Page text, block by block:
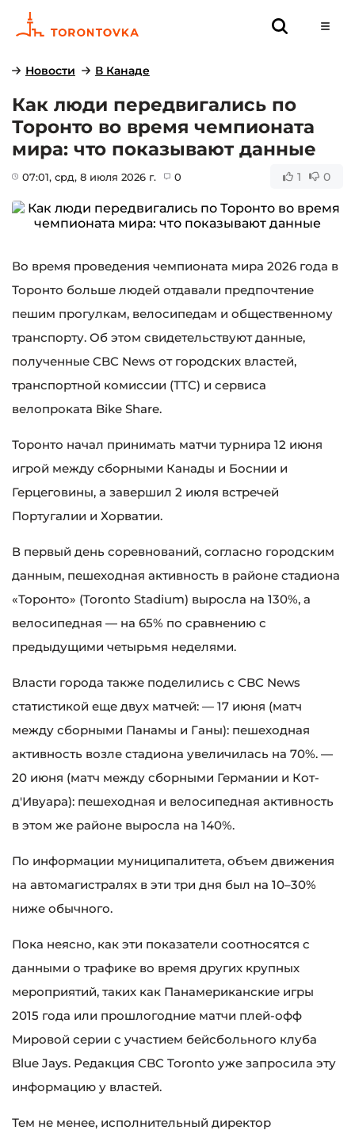
Новости В Канаде
Как люди передвигались по
Торонто во время чемпионата
мира: что показывают данные
07:01, срд, 8 июля 2026 г. 0 1 0
Во время проведения чемпионата мира 2026 года в
Торонто больше людей отдавали предпочтение
пешим прогулкам, велосипедам и общественному
транспорту. Об этом свидетельствуют данные,
полученные CBC News от городских властей,
транспортной комиссии (TTC) и сервиса
велопроката Bike Share.
Торонто начал принимать матчи турнира 12 июня
игрой между сборными Канады и Боснии и
Герцеговины, а завершил 2 июля встречей
Португалии и Хорватии.
В первый день соревнований, согласно городским
данным, пешеходная активность в районе стадиона
«Торонто» (Toronto Stadium) выросла на 130%, а
велосипедная — на 65% по сравнению с
предыдущими четырьмя неделями.
Власти города также поделились с CBC News
статистикой еще двух матчей: — 17 июня (матч
между сборными Панамы и Ганы): пешеходная
активность возле стадиона увеличилась на 70%. —
20 июня (матч между сборными Германии и Кот-
д'Ивуара): пешеходная и велосипедная активность
в этом же районе выросла на 140%.
По информации муниципалитета, объем движения
на автомагистралях в эти три дня был на 10–30%
ниже обычного.
Пока неясно, как эти показатели соотносятся с
данными о трафике во время других крупных
мероприятий, таких как Панамериканские игры
2015 года или прошлогодние матчи плей-офф
Мировой серии с участием бейсбольного клуба
Blue Jays. Редакция CBC Toronto уже запросила эту
информацию у властей.
Тем не менее, исполнительный директор